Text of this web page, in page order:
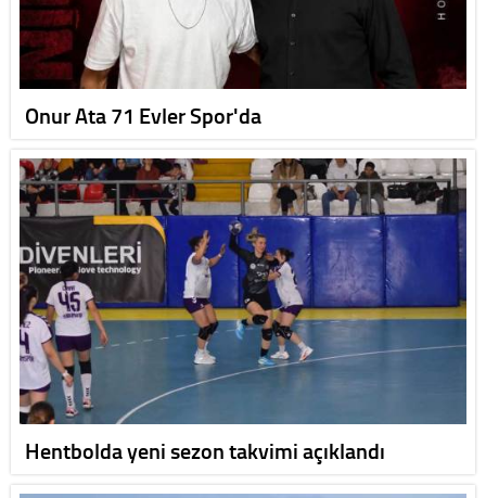
Onur Ata 71 Evler Spor'da
Hentbolda yeni sezon takvimi açıklandı